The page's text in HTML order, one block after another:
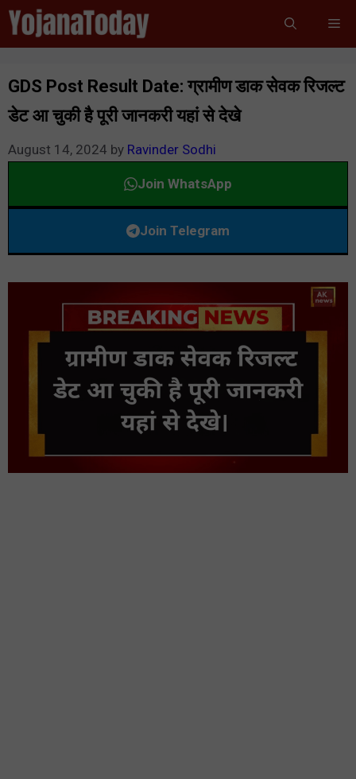
Skip
to
content
GDS Post Result Date: ग्रामीण डाक सेवक रिजल्ट
डेट आ चुकी है पूरी जानकरी यहां से देखे
August 14, 2024 by Ravinder Sodhi
Join WhatsApp
Join Telegram